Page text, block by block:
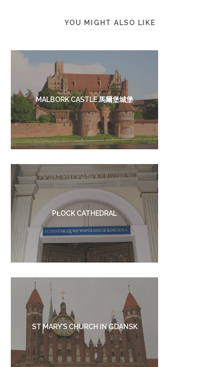
YOU MIGHT ALSO LIKE
MALBORK CASTLE 馬爾堡城堡
PŁOCK CATHEDRAL
ST MARY’S CHURCH IN GDANSK